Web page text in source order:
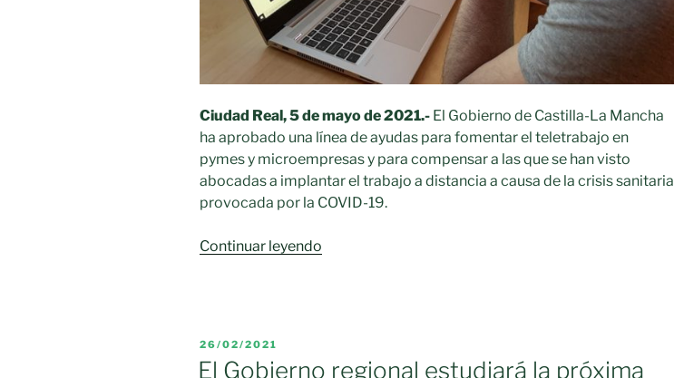
Ciudad Real, 5 de mayo de 2021.- El Gobierno de Castilla-La Mancha
ha aprobado una línea de ayudas para fomentar el teletrabajo en
pymes y microempresas y para compensar a las que se han visto
abocadas a implantar el trabajo a distancia a causa de la crisis sanitaria
provocada por la COVID-19.
Continuar leyendo
PUBLICADO
EL
26/02/2021
El Gobierno regional estudiará la próxima